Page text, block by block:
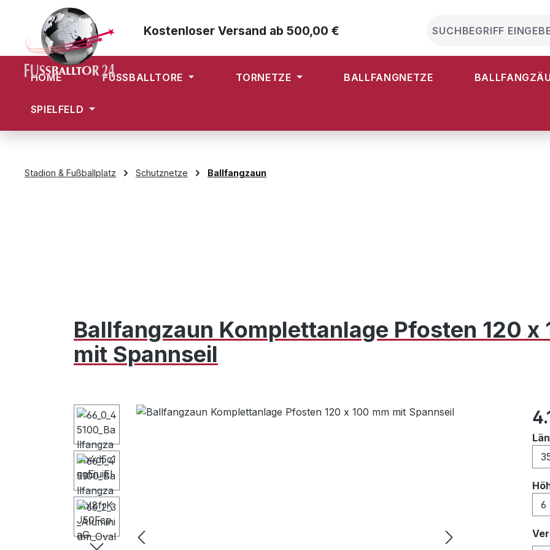
Hauptinhalt springen
Zur Suche springen
Zur Hauptnavigation springen
Kostenloser Versand ab 500,00 €
HOME FUSSBALLTORE TORNETZE BALLFANGNETZE
SPIELFELD
Stadion & Fußballplatz Schutznetze Ballfangzaun
Ballfangzaun Komplettanlage Pfosten 120 x
mit Spannseil
Bildergalerie überspringen